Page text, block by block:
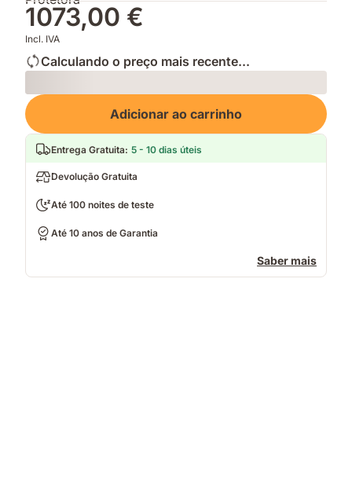
descansada
1073,00 €
Incl. IVA
Calculando o preço mais recente...
Loading
Adicionar ao carrinho
Entrega Gratuita: 5 - 10 dias úteis
Devolução Gratuita
Até 100 noites de teste
Até 10 anos de Garantia
Saber mais